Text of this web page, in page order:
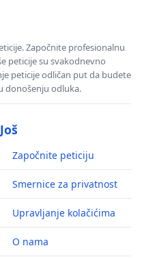
Započnite profesionalnu
peticije su svakodnevno
peticije odličan put da budete
donošenju odluka.
Još
Započnite peticiju
Smernice za privatnost
Upravljanje kolačićima
O nama